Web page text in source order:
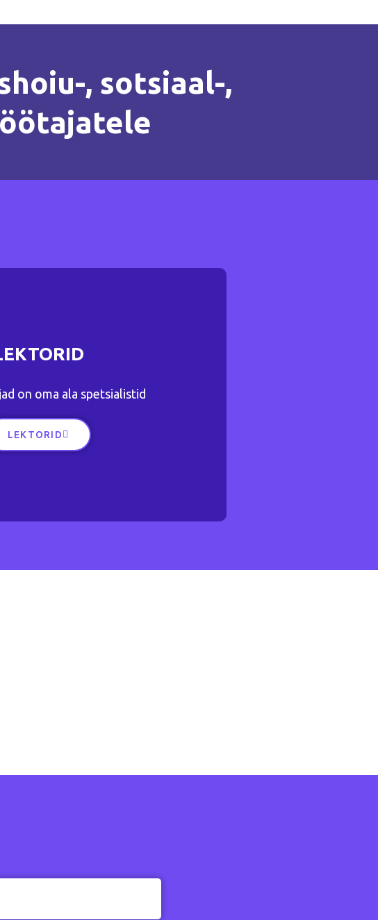
, sotsiaal-,
on oma ala spetsialistid
LEKTORID